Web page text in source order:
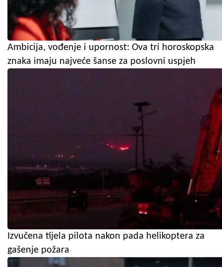
Ambicija, vođenje i upornost: Ova tri horoskopska
znaka imaju najveće šanse za poslovni uspjeh
Izvučena tijela pilota nakon pada helikoptera za
gašenje požara